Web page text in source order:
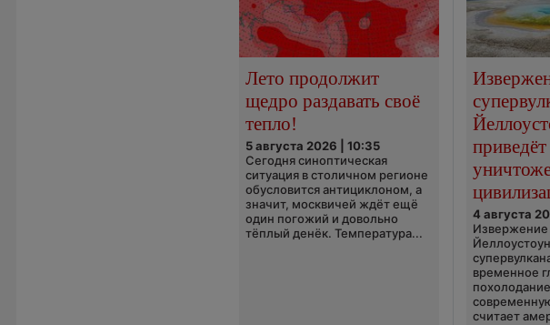
Лето продолжит
щедро раздавать своё
тепло!
5 августа 2026 | 10:35
Сегодня синоптическая
ситуация в столичном регионе
обусловится антициклоном, а
значит, москвичей ждёт ещё
один погожий и довольно
тёплый денёк. Температура...
приведёт
4 августа
Извержение
временное
считает